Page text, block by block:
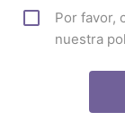
Por favor,
nuestra